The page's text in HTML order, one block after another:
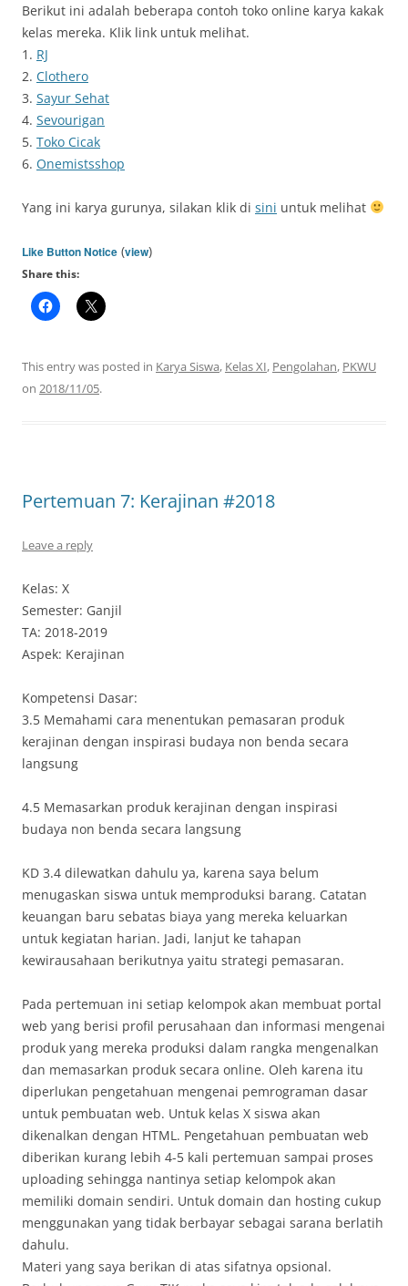
Berikut ini adalah beberapa contoh toko online karya kakak
kelas mereka. Klik link untuk melihat.
1. RJ
2. Clothero
3. Sayur Sehat
4. Sevourigan
5. Toko Cicak
6. Onemistsshop
Yang ini karya gurunya, silakan klik di sini untuk melihat
Like Button Notice (view)
Share this:
This entry was posted in Karya Siswa, Kelas XI, Pengolahan, PKWU
on 2018/11/05.
Pertemuan 7: Kerajinan #2018
Leave a reply
Kelas: X
Semester: Ganjil
TA: 2018-2019
Aspek: Kerajinan
Kompetensi Dasar:
3.5 Memahami cara menentukan pemasaran produk
kerajinan dengan inspirasi budaya non benda secara
langsung
4.5 Memasarkan produk kerajinan dengan inspirasi
budaya non benda secara langsung
KD 3.4 dilewatkan dahulu ya, karena saya belum
menugaskan siswa untuk memproduksi barang. Catatan
keuangan baru sebatas biaya yang mereka keluarkan
untuk kegiatan harian. Jadi, lanjut ke tahapan
kewirausahaan berikutnya yaitu strategi pemasaran.
Pada pertemuan ini setiap kelompok akan membuat portal
web yang berisi profil perusahaan dan informasi mengenai
produk yang mereka produksi dalam rangka mengenalkan
dan memasarkan produk secara online. Oleh karena itu
diperlukan pengetahuan mengenai pemrograman dasar
untuk pembuatan web. Untuk kelas X siswa akan
dikenalkan dengan HTML. Pengetahuan pembuatan web
diberikan kurang lebih 4-5 kali pertemuan sampai proses
uploading sehingga nantinya setiap kelompok akan
memiliki domain sendiri. Untuk domain dan hosting cukup
menggunakan yang tidak berbayar sebagai sarana berlatih
dahulu.
Materi yang saya berikan di atas sifatnya opsional.